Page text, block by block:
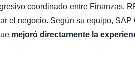
coordinado entre Finanzas,
el negocio. Según su equipo, SAP
mejoró directamente la